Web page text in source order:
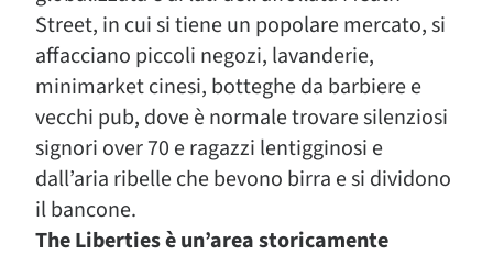
Street, in cui si tiene un popolare mercato, si
affacciano piccoli negozi, lavanderie,
minimarket cinesi, botteghe da barbiere e
vecchi pub, dove è normale trovare silenziosi
signori over 70 e ragazzi lentigginosi e
dall’aria ribelle che bevono birra e si dividono
il bancone.
The Liberties è un’area storicamente